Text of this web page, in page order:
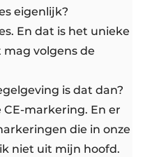
eigenlijk?
En dat is het unieke
volgens de
is dat dan?
CE-markering. En er
die in onze
niet uit mijn hoofd.